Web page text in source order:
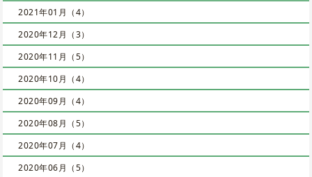
2021年01月（4）
2020年12月（3）
2020年11月（5）
2020年10月（4）
2020年09月（4）
2020年08月（5）
2020年07月（4）
2020年06月（5）